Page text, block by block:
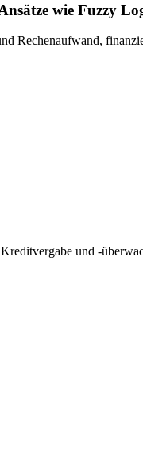
wie Fuzzy
Rechenaufwand,
und -